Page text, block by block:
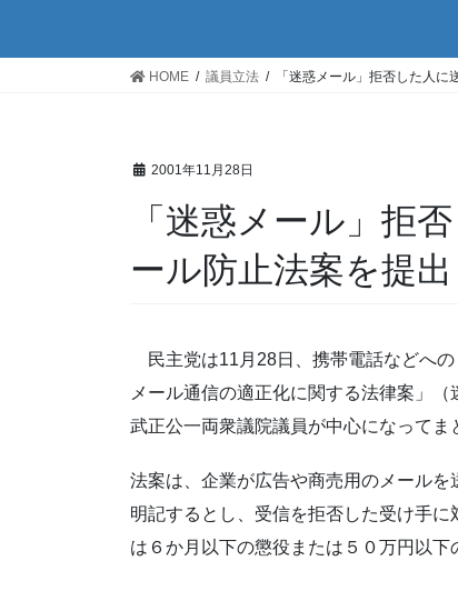
HOME 議員立法 「迷惑メール」拒否した人
2001年11月28日
「迷惑メール」拒
ール防止法案を提出
民主党は11月28日、携帯電話などへ
メール通信の適正化に関する法律案」
武正公一両衆議院議員が中心になってま
法案は、企業が広告や商売用のメール
明記するとし、受信を拒否した受け手
は６か月以下の懲役または５０万円以下